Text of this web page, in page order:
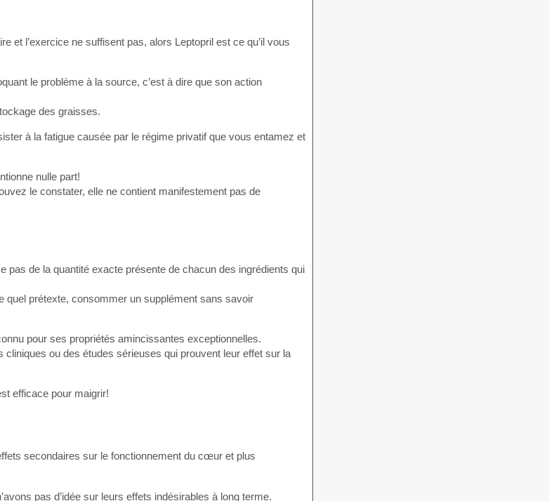
et l’exercice ne suffisent pas, alors Leptopril est ce qu’il vous
le problème à la source, c’est à dire que son action
des graisses.
à la fatigue causée par le régime privatif que vous entamez et
nulle part!
le constater, elle ne contient manifestement pas de
pas de la quantité exacte présente de chacun des ingrédients qui
quel prétexte, consommer un supplément sans savoir
pour ses propriétés amincissantes exceptionnelles.
ou des études sérieuses qui prouvent leur effet sur la
efficace pour maigrir!
secondaires sur le fonctionnement du cœur et plus
pas d’idée sur leurs effets indésirables à long terme.